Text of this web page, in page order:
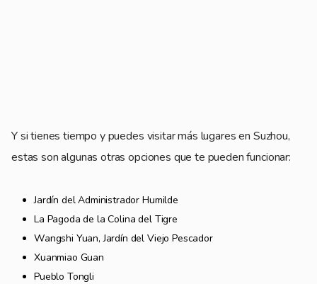
Y si tienes tiempo y puedes visitar más lugares en Suzhou,
estas son algunas otras opciones que te pueden funcionar:
Jardín del Administrador Humilde
La Pagoda de la Colina del Tigre
Wangshi Yuan, Jardín del Viejo Pescador
Xuanmiao Guan
Pueblo Tongli